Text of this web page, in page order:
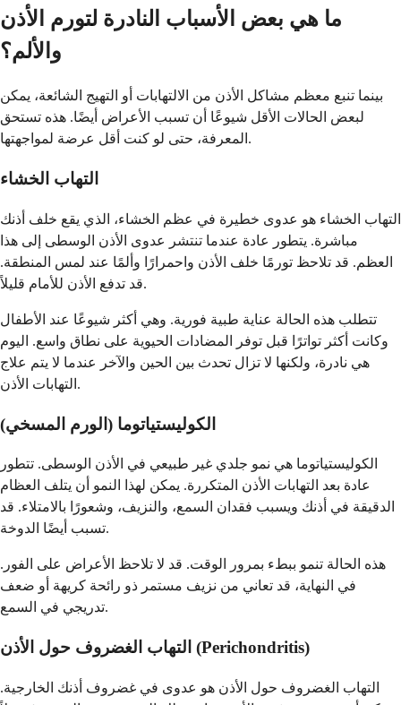
ما هي بعض الأسباب النادرة لتورم الأذن
والألم؟
بينما تنبع معظم مشاكل الأذن من الالتهابات أو التهيج الشائعة، يمكن
لبعض الحالات الأقل شيوعًا أن تسبب الأعراض أيضًا. هذه تستحق
المعرفة، حتى لو كنت أقل عرضة لمواجهتها.
التهاب الخشاء
التهاب الخشاء هو عدوى خطيرة في عظم الخشاء، الذي يقع خلف أذنك
مباشرة. يتطور عادة عندما تنتشر عدوى الأذن الوسطى إلى هذا
العظم. قد تلاحظ تورمًا خلف الأذن واحمرارًا وألمًا عند لمس المنطقة.
قد تدفع الأذن للأمام قليلاً.
تتطلب هذه الحالة عناية طبية فورية. وهي أكثر شيوعًا عند الأطفال
وكانت أكثر تواترًا قبل توفر المضادات الحيوية على نطاق واسع. اليوم
هي نادرة، ولكنها لا تزال تحدث بين الحين والآخر عندما لا يتم علاج
التهابات الأذن.
الكوليستياتوما (الورم المسخي)
الكوليستياتوما هي نمو جلدي غير طبيعي في الأذن الوسطى. تتطور
عادة بعد التهابات الأذن المتكررة. يمكن لهذا النمو أن يتلف العظام
الدقيقة في أذنك ويسبب فقدان السمع، والنزيف، وشعورًا بالامتلاء. قد
تسبب أيضًا الدوخة.
هذه الحالة تنمو ببطء بمرور الوقت. قد لا تلاحظ الأعراض على الفور.
في النهاية، قد تعاني من نزيف مستمر ذو رائحة كريهة أو ضعف
تدريجي في السمع.
التهاب الغضروف حول الأذن (Perichondritis)
التهاب الغضروف حول الأذن هو عدوى في غضروف أذنك الخارجية.